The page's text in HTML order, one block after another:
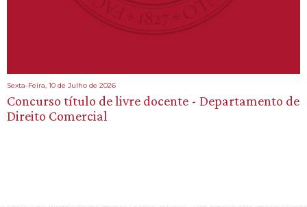
Sexta-Feira, 10 de Julho de 2026
Concurso título de livre docente - Departamento de
Direito Comercial